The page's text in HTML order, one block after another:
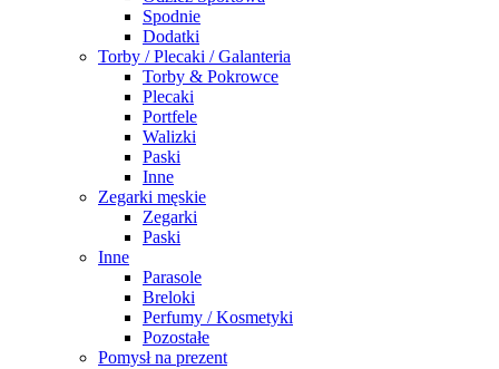
Spodnie
Dodatki
Torby / Plecaki / Galanteria
Torby & Pokrowce
Plecaki
Portfele
Walizki
Paski
Inne
Zegarki męskie
Zegarki
Paski
Inne
Parasole
Breloki
Perfumy / Kosmetyki
Pozostałe
Pomysł na prezent